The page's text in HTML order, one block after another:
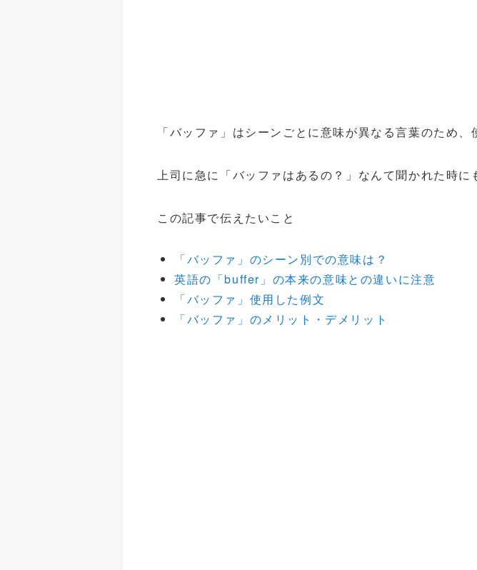
「バッファ」はシーンごとに意味が異なる言葉のため、
上司に急に「バッファはあるの？」なんて聞かれた時
この記事で伝えたいこと
「バッファ」のシーン別での意味は？
英語の「buffer」の本来の意味との違いに注意
「バッファ」使用した例文
「バッファ」のメリット・デメリット